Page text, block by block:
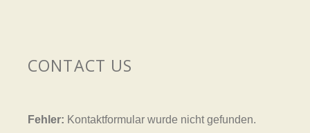
CONTACT US
Fehler: Kontaktformular wurde nicht gefunden.